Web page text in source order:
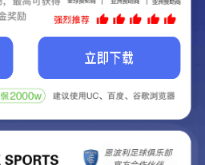
上线啦...
站正在建设.
常棒的网站.